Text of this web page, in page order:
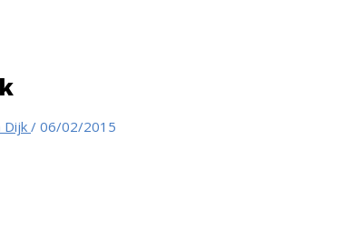
Dijk/ 06/02/2015